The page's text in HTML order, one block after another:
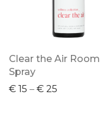
Clear the Air Room
Spray
€ 15 – € 25